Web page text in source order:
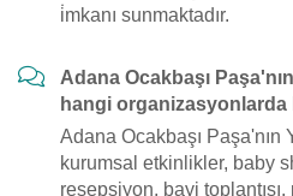
i̇mkanı sunmaktadır.
Adana Ocakbaşı
hangi
Adana Ocakbaşı Paşa'nın
kurumsal etkinlikler, baby
resepsiyon, bayi